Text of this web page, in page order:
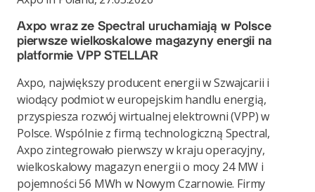
Axpo wraz ze Spectral uruchamiają w Polsce
pierwsze wielkoskalowe magazyny energii na
platformie VPP STELLAR
Axpo, największy producent energii w Szwajcarii i
wiodący podmiot w europejskim handlu energią,
przyspiesza rozwój wirtualnej elektrowni (VPP) w
Polsce. Wspólnie z firmą technologiczną Spectral,
Axpo zintegrowało pierwszy w kraju operacyjny,
wielkoskalowy magazyn energii o mocy 24 MW i
pojemności 56 MWh w Nowym Czarnowie. Firmy